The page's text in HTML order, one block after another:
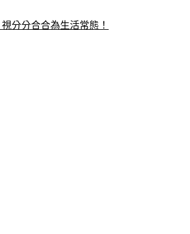
分分合合為生活常態！